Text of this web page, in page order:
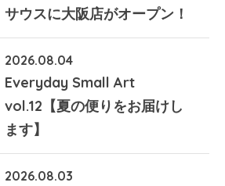
サウスに大阪店がオープン！
2026.08.04
Everyday Small Art
vol.12【夏の便りをお届けし
ます】
2026.08.03